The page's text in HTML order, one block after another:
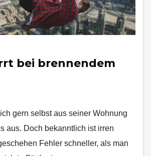
bei brennendem
gern selbst aus seiner Wohnung
aus. Doch bekanntlich ist irren
Fehler schneller, als man